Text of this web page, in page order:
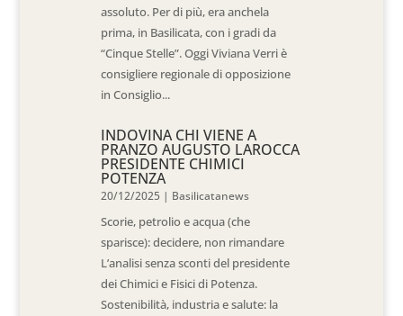
assoluto. Per di più, era anchela
prima, in Basilicata, con i gradi da
“Cinque Stelle”. Oggi Viviana Verri è
consigliere regionale di opposizione
in Consiglio...
INDOVINA CHI VIENE A
PRANZO AUGUSTO LAROCCA
PRESIDENTE CHIMICI
POTENZA
20/12/2025 | Basilicatanews
Scorie, petrolio e acqua (che
sparisce): decidere, non rimandare
L’analisi senza sconti del presidente
dei Chimici e Fisici di Potenza.
Sostenibilità, industria e salute: la